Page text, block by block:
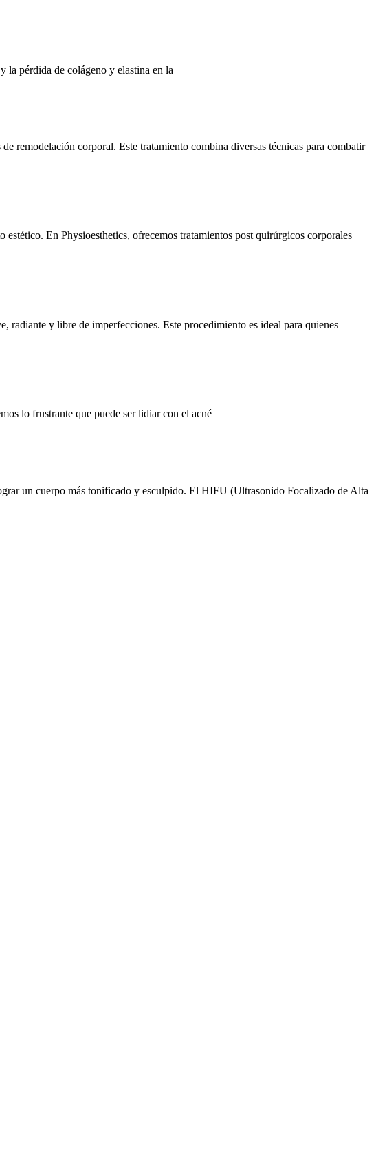
la pérdida de colágeno y elastina en la
remodelación corporal. Este tratamiento combina diversas técnicas para combatir
En Physioesthetics, ofrecemos tratamientos post quirúrgicos corporales
radiante y libre de imperfecciones. Este procedimiento es ideal para quienes
lo frustrante que puede ser lidiar con el acné
un cuerpo más tonificado y esculpido. El HIFU (Ultrasonido Focalizado de Alta